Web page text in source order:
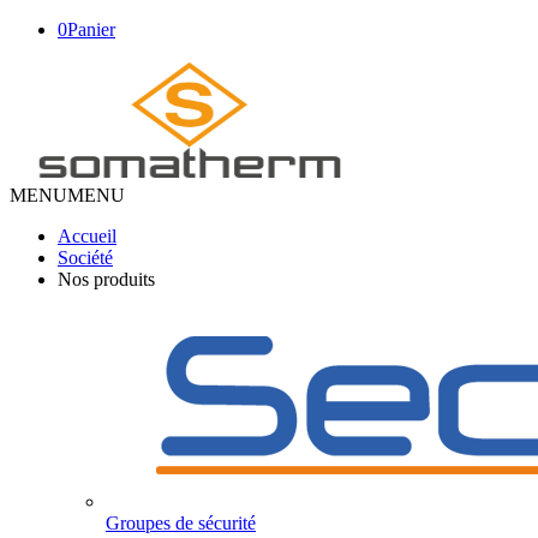
0Panier
MENUMENU
Accueil
Société
Nos produits
Groupes de sécurité